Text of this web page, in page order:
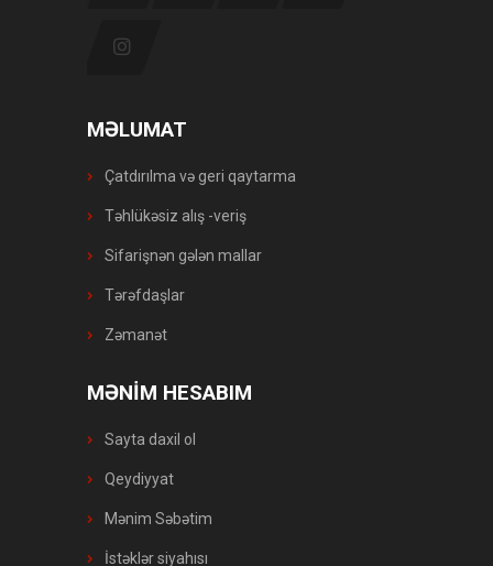
MƏLUMAT
Çatdırılma və geri qaytarma
Təhlükəsiz alış -veriş
Sifarişnən gələn mallar
Tərəfdaşlar
Zəmanət
MƏNİM HESABIM
Sayta daxil ol
Qeydiyyat
Mənim Səbətim
İstəklər siyahısı